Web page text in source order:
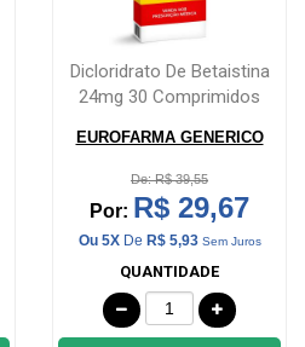
Dicloridrato De Betaistina
24mg 30 Comprimidos
EUROFARMA GENERICO
De: R$ 39,55
Por: R$ 29,67
Ou 5XDe R$ 5,93 Sem Juros
QUANTIDADE